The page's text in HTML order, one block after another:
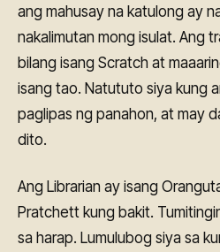
ang mahusay na katulong ay
nakalimutan mong isulat. Ang
bilang isang Scratch at
isang tao. Natututo siya kung
paglipas ng panahon, at may
dito.
Ang Librarian ay isang
Pratchett kung bakit.
sa harap. Lumulubog siya sa